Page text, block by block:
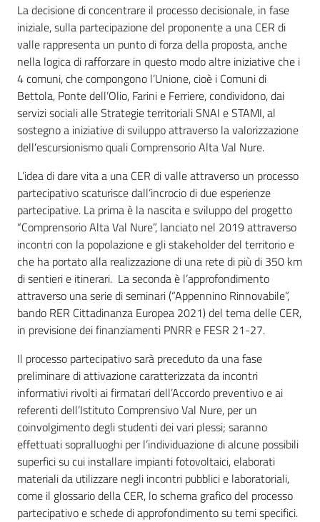
La decisione di concentrare il processo decisionale, in fase
iniziale, sulla partecipazione del proponente a una CER di
valle rappresenta un punto di forza della proposta, anche
nella logica di rafforzare in questo modo altre iniziative che i
4 comuni, che compongono l’Unione, cioè i Comuni di
Bettola, Ponte dell’Olio, Farini e Ferriere, condividono, dai
servizi sociali alle Strategie territoriali SNAI e STAMI, al
sostegno a iniziative di sviluppo attraverso la valorizzazione
dell’escursionismo quali Comprensorio Alta Val Nure.
L’idea di dare vita a una CER di valle attraverso un processo
partecipativo scaturisce dall’incrocio di due esperienze
partecipative. La prima è la nascita e sviluppo del progetto
“Comprensorio Alta Val Nure”, lanciato nel 2019 attraverso
incontri con la popolazione e gli stakeholder del territorio e
che ha portato alla realizzazione di una rete di più di 350 km
di sentieri e itinerari. La seconda è l’approfondimento
attraverso una serie di seminari (“Appennino Rinnovabile”,
bando RER Cittadinanza Europea 2021) del tema delle CER,
in previsione dei finanziamenti PNRR e FESR 21-27.
Il processo partecipativo sarà preceduto da una fase
preliminare di attivazione caratterizzata da incontri
informativi rivolti ai firmatari dell’Accordo preventivo e ai
referenti dell’Istituto Comprensivo Val Nure, per un
coinvolgimento degli studenti dei vari plessi; saranno
effettuati sopralluoghi per l’individuazione di alcune possibili
superfici su cui installare impianti fotovoltaici, elaborati
materiali da utilizzare negli incontri pubblici e laboratoriali,
come il glossario della CER, lo schema grafico del processo
partecipativo e schede di approfondimento su temi specifici.